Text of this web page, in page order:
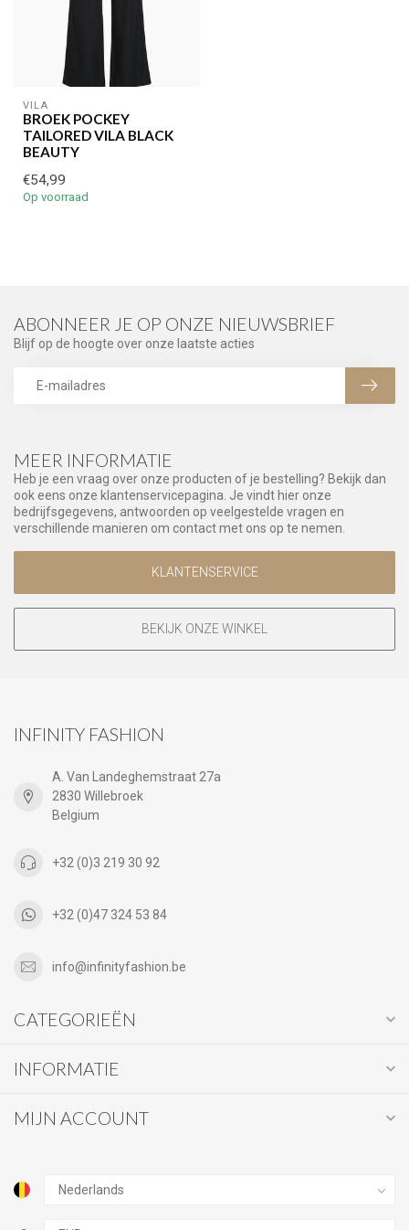
VILA
BROEK POCKEY
TAILORED VILA BLACK
BEAUTY
€54,99
Op voorraad
MEER INFORMATIE
Heb je een vraag over onze producten of je bestelling? Bekijk dan
ook eens onze klantenservicepagina. Je vindt hier onze
bedrijfsgegevens, antwoorden op veelgestelde vragen en
verschillende manieren om contact met ons op te nemen.
KLANTENSERVICE
BEKIJK ONZE WINKEL
ABONNEER JE OP ONZE NIEUWSBRIEF
Blijf op de hoogte over onze laatste acties
INFINITY FASHION
A. Van Landeghemstraat 27a
2830 Willebroek
Belgium
+32 (0)3 219 30 92
+32 (0)47 324 53 84
info@infinityfashion.be
CATEGORIEËN
INFORMATIE
MIJN ACCOUNT